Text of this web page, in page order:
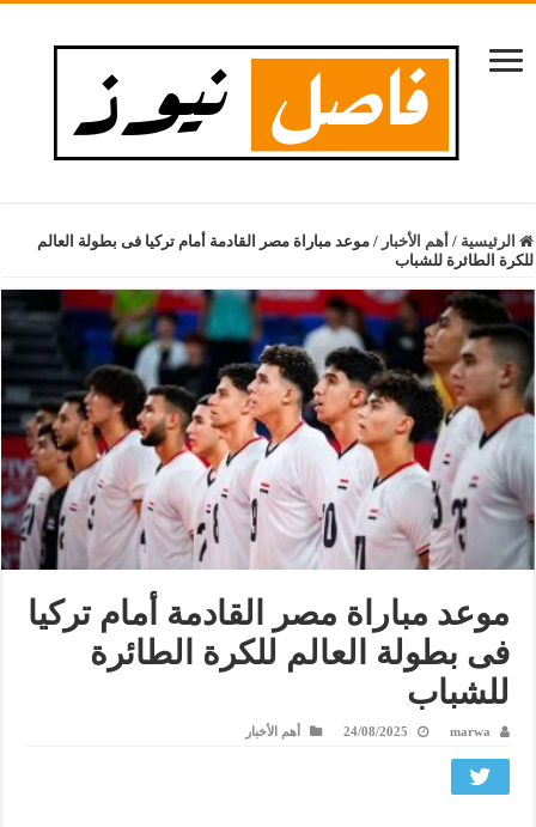
الرئيسية / أهم الأخبار / موعد مباراة مصر القادمة أمام تركيا فى بطولة العالم
للكرة الطائرة للشباب
موعد مباراة مصر القادمة أمام تركيا
فى بطولة العالم للكرة الطائرة
للشباب
marwa
24/08/2025 أهم الأخبار